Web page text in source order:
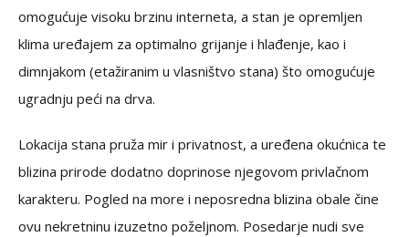
omogućuje visoku brzinu interneta, a stan je opremljen
klima uređajem za optimalno grijanje i hlađenje, kao i
dimnjakom (etažiranim u vlasništvo stana) što omogućuje
ugradnju peći na drva.
Lokacija stana pruža mir i privatnost, a uređena okućnica te
blizina prirode dodatno doprinose njegovom privlačnom
karakteru. Pogled na more i neposredna blizina obale čine
ovu nekretninu izuzetno poželjnom. Posedarje nudi sve